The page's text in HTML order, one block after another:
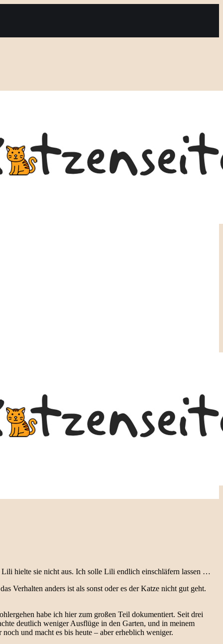
hielte sie nicht aus. Ich solle Lili endlich einschläfern lassen …
Verhalten anders ist als sonst oder es der Katze nicht gut geht.
habe ich hier zum großen Teil dokumentiert. Seit drei
deutlich weniger Ausflüge in den Garten, und in meinem
und macht es bis heute – aber erheblich weniger.